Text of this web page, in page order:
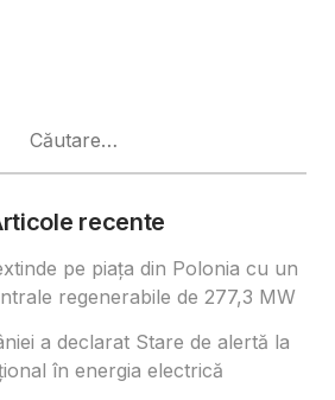
recente
pe piața din Polonia cu un
regenerabile de 277,3 MW
a declarat Stare de alertă la
în energia electrică